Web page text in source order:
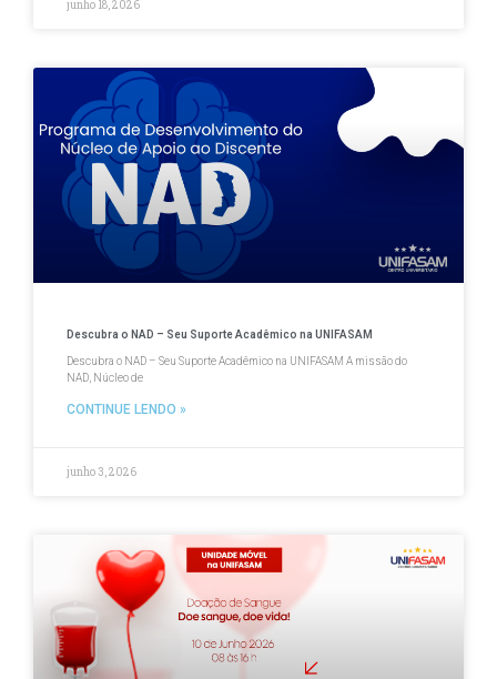
junho 18, 2026
Descubra o NAD – Seu Suporte Acadêmico na UNIFASAM
Descubra o NAD – Seu Suporte Acadêmico na UNIFASAM A missão do
NAD, Núcleo de
CONTINUE LENDO »
junho 3, 2026